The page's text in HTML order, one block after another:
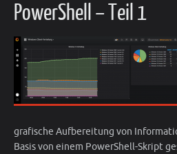
PowerShell – Teil 1
grafische Aufbereitung von
Basis von einem PowerShell-Skript